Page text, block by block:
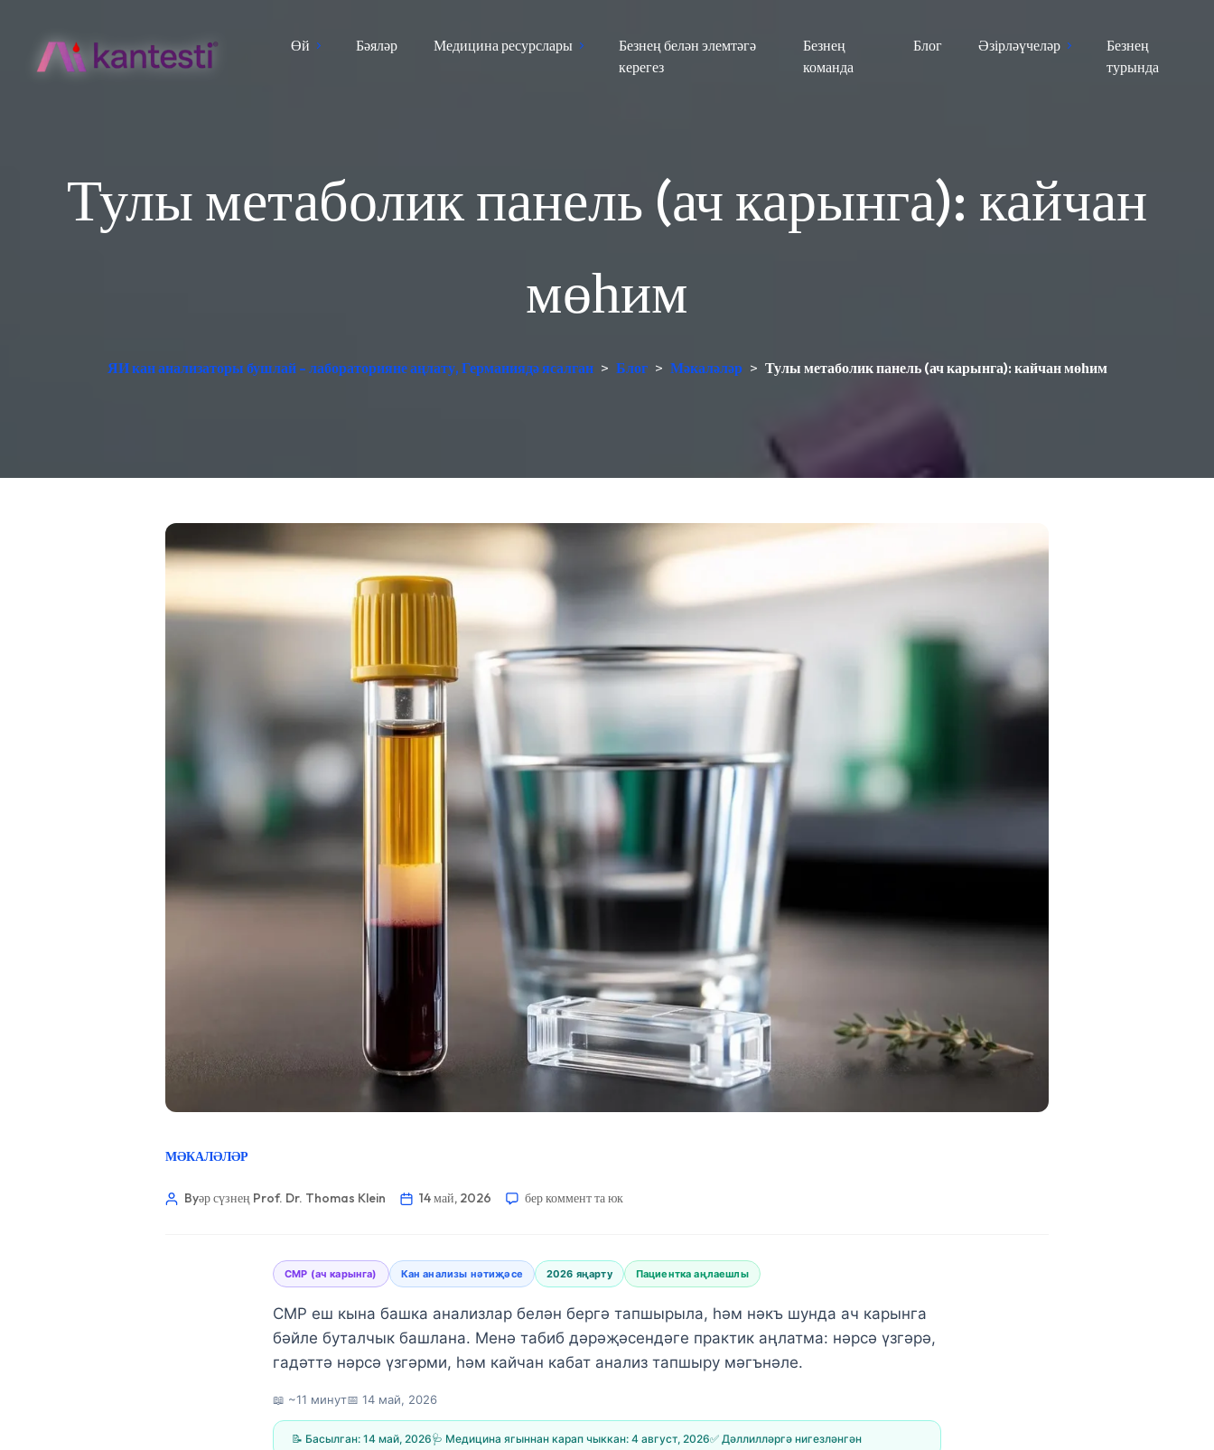
Өй Бәяләр Медицина ресурслары
Безнең белән элемтәгә
керегез
Безнең
команда
Блог Әзірләүчеләр
Безнең
турында
Тулы метаболик панель (ач карынга): кайчан
мөһим
ЯИ кан анализаторы бушлай - лабораторияне аңлату, Германиядә ясалган > Блог > Мәкаләләр > Тулы метаболик панель (ач карынга): кайчан мөһим
МӘКАЛӘЛӘР
Byәр сүзнең Prof. Dr. Thomas Klein 14 май, 2026 бер коммент та юк
CMP (ач карынга) Кан анализы нәтиҗәсе 2026 яңарту Пациентка аңлаешлы
CMP еш кына башка анализлар белән бергә тапшырыла, һәм нәкъ шунда ач карынга
бәйле буталчык башлана. Менә табиб дәрәҗәсендәге практик аңлатма: нәрсә үзгәрә,
гадәттә нәрсә үзгәрми, һәм кайчан кабат анализ тапшыру мәгънәле.
📖 ~11 минут📅 14 май, 2026
📝 Басылган: 14 май, 2026🩺 Медицина ягыннан карап чыккан: 4 август, 2026✅ Дәллилләргә нигезләнгән